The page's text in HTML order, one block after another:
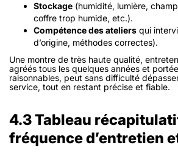
Stockage (humidité, lumière,
coffre trop humide, etc.).
Compétence des ateliers qui
d’origine, méthodes correctes).
Une montre de très haute qualité,
agréés tous les quelques années et
raisonnables, peut sans difficulté
service, tout en restant précise et fiable.
4.3 Tableau
fréquence d’entretien